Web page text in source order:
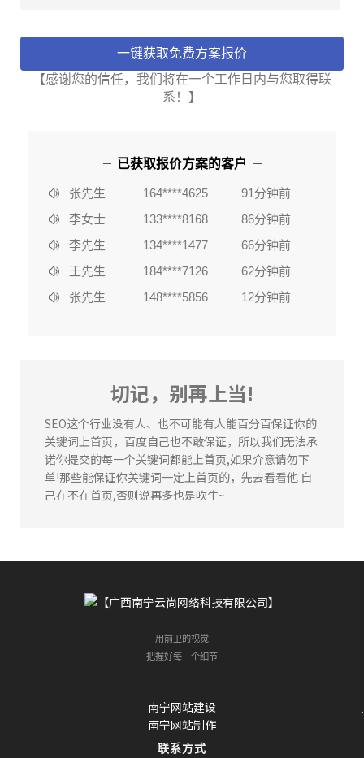
【感谢您的信任，我们将在一个工作日内与您取得联
系！】
已获取报价方案的客户
李女士
184****6636
37分钟前
张先生
164****4625
91分钟前
李女士
133****8168
86分钟前
李先生
134****1477
66分钟前
王先生
184****7126
62分钟前
张先生
148****5856
12分钟前
164****4625
91分钟前
李女士
133****8168
86分钟前
陈**
135****2578
3分钟前
李女士
184****6636
37分钟前
张先生
164****4625
切记，别再上当!
SEO这个行业没有人、也不可能有人能百分百保证你的
关键词上首页，百度自己也不敢保证，所以我们无法承
诺你提交的每一个关键词都能上首页,如果介意请勿下
单!那些能保证你关键词一定上首页的，先去看看他 自
己在不在首页,否则说再多也是吹牛~
用前卫的视觉
把握好每一个细节
南宁网站建设
南宁网站制作
联系方式